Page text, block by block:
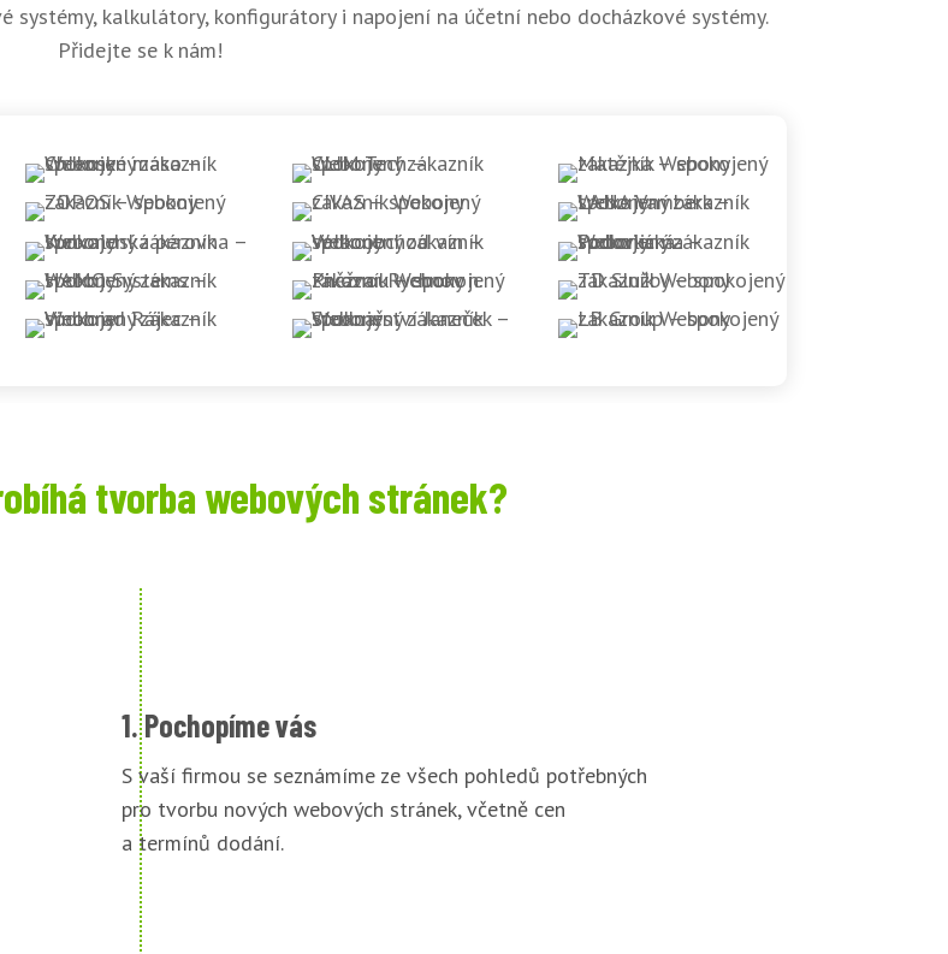
systémy, kalkulátory, konfigurátory i napojení na účetní nebo docházkové systémy.
Přidejte se k nám!
tvorba webových stránek?
1. Pochopíme vás
S vaší firmou se seznámíme ze všech pohledů potřebných
pro tvorbu nových webových stránek, včetně cen
a termínů dodání.